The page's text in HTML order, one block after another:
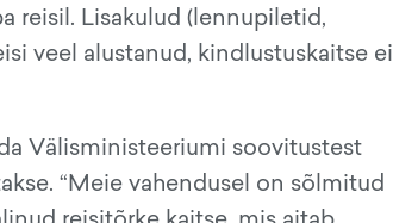
reisil. Lisakulud (lennupiletid,
veel alustanud, kindlustuskaitse ei
Välisministeeriumi soovitustest
“Meie vahendusel on sõlmitud